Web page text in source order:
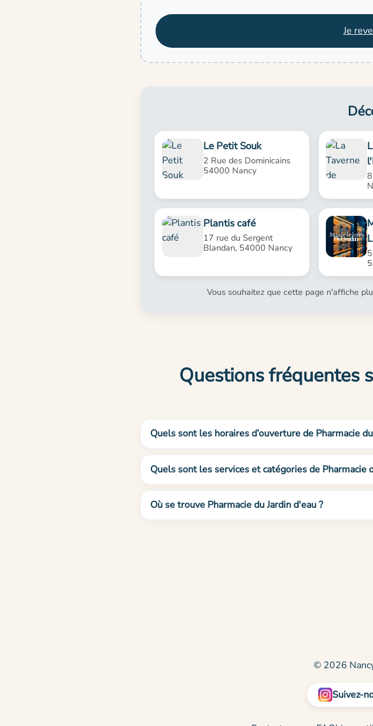
Je
Le Petit Souk
2 Rue des Dominicains
54000 Nancy
Plantis café
17 rue du Sergent
Blandan, 54000 Nancy
Vous souhaitez que cette page n'affiche
Questions fréquentes
Quels sont les horaires d’ouverture de Pharmacie
Quels sont les services et catégories de Pharmacie
Où se trouve Pharmacie du Jardin d'eau ?
© 2026
Suivez-